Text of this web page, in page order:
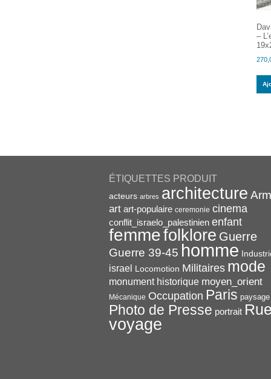
–
ÉTIQUETTES PRODUIT
acteurs arbres architecture
art art-populaire ceremonie cinema
conflit_israelo_palestinien enfant
femmefolklore Guerre
Guerre 39-45 homme
israel Locomotion Militaires mode
monument historique moyen_orient
Mécanique Occupation Paris paysage
Photo de Presse portrait Rue
voyage